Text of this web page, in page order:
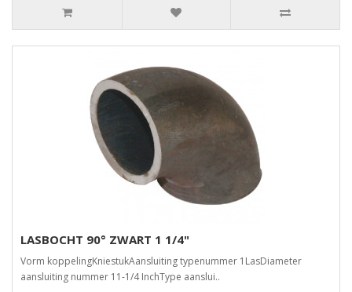
LASBOCHT 90° ZWART 1 1/4"
Vorm koppelingKniestukAansluiting typenummer 1LasDiameter
aansluiting nummer 11-1/4 InchType aanslui..